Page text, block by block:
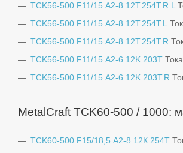
TCK56-500.F11/15.A2-8.12T.254T.R.L
TCK56-500.F11/15.A2-8.12T.254T.L
TCK56-500.F11/15.A2-8.12T.254T.R
TCK56-500.F11/15.A2-6.12K.203T
TCK56-500.F11/15.A2-6.12K.203T.R
MetalCraft TCK60-500 / 1000:
TCK60-500.F15/18,5.A2-8.12К.254T